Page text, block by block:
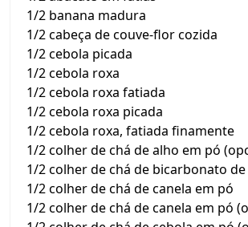
1/2 banana madura
1/2 cabeça de couve-flor cozida
1/2 cebola picada
1/2 cebola roxa
1/2 cebola roxa fatiada
1/2 cebola roxa picada
1/2 cebola roxa, fatiada finamente
1/2 colher de chá de alho em pó
1/2 colher de chá de bicarbonato
1/2 colher de chá de canela em pó
1/2 colher de chá de canela em pó